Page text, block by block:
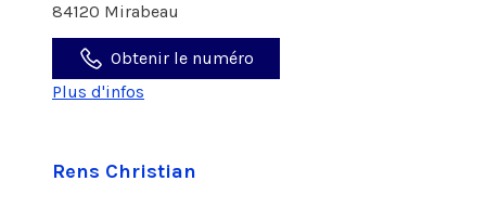
84120 Mirabeau
Obtenir le numéro
Plus d'infos
Rens Christian